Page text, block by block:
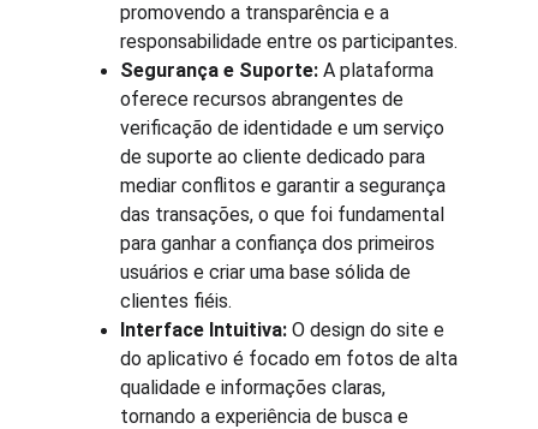
promovendo a transparência e a
responsabilidade entre os participantes.
Segurança e Suporte: A plataforma
oferece recursos abrangentes de
verificação de identidade e um serviço
de suporte ao cliente dedicado para
mediar conflitos e garantir a segurança
das transações, o que foi fundamental
para ganhar a confiança dos primeiros
usuários e criar uma base sólida de
clientes fiéis.
Interface Intuitiva: O design do site e
do aplicativo é focado em fotos de alta
qualidade e informações claras,
tornando a experiência de busca e